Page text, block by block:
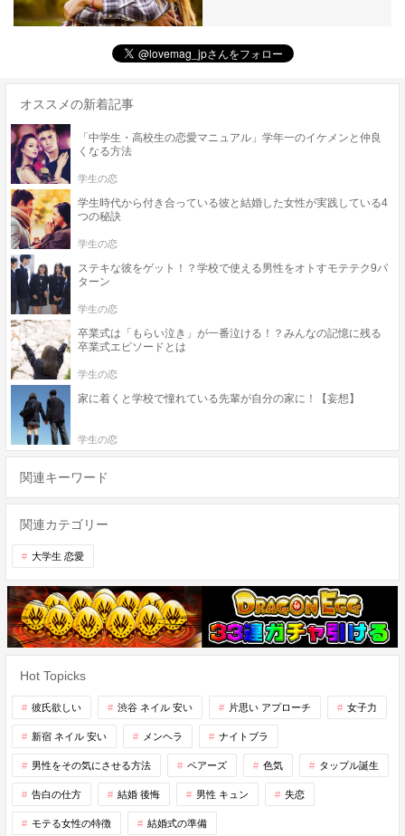
オススメの新着記事
「中学生・高校生の恋愛マニュアル」学年一のイケメンと仲良
くなる方法
学生の恋
学生時代から付き合っている彼と結婚した女性が実践している4
つの秘訣
学生の恋
ステキな彼をゲット！？学校で使える男性をオトすモテテク9パ
ターン
学生の恋
卒業式は「もらい泣き」が一番泣ける！？みんなの記憶に残る
卒業式エピソードとは
学生の恋
家に着くと学校で憧れている先輩が自分の家に！【妄想】
学生の恋
関連キーワード
関連カテゴリー
大学生 恋愛
Hot Topicks
彼氏欲しい 渋谷 ネイル 安い 片思い アプローチ 女子力
新宿 ネイル 安い メンヘラ ナイトブラ
男性をその気にさせる方法 ペアーズ 色気 タップル誕生
告白の仕方 結婚 後悔 男性 キュン 失恋
モテる女性の特徴 結婚式の準備